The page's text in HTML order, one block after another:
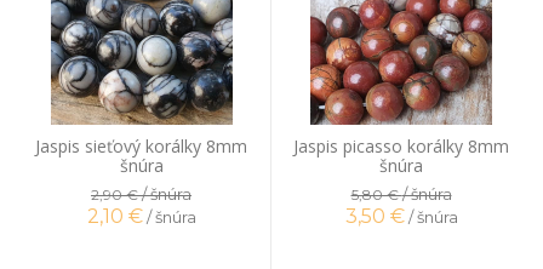
Jaspis sieťový korálky 8mm
šnúra
2,90 €/ šnúra
2,10 € / šnúra
Jaspis picasso korálky 8mm
šnúra
5,80 €/ šnúra
3,50 € / šnúra